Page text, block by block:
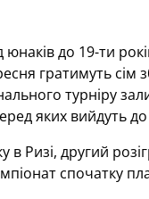
до 19-ти
гратимуть сім
турніру
яких вийдуть до
Ризі, другий
спочатку